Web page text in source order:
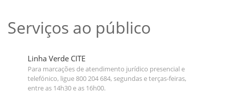
Serviços ao público
Linha Verde CITE
Para marcações de atendimento jurídico presencial e
telefónico, ligue 800 204 684, segundas e terças-feiras,
entre as 14h30 e as 16h00.